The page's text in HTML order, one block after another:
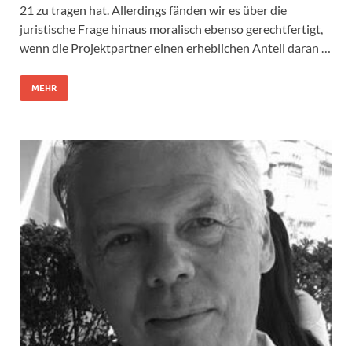
21 zu tragen hat. Allerdings fänden wir es über die
juristische Frage hinaus moralisch ebenso gerechtfertigt,
wenn die Projektpartner einen erheblichen Anteil daran …
MEHR